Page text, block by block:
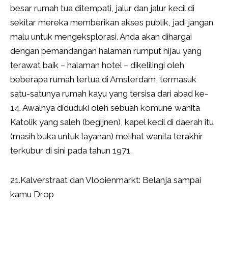
besar rumah tua ditempati, jalur dan jalur kecil di
sekitar mereka memberikan akses publik, jadi jangan
malu untuk mengeksplorasi. Anda akan dihargai
dengan pemandangan halaman rumput hijau yang
terawat baik – halaman hotel – dikelilingi oleh
beberapa rumah tertua di Amsterdam, termasuk
satu-satunya rumah kayu yang tersisa dari abad ke-
14. Awalnya diduduki oleh sebuah komune wanita
Katolik yang saleh (begijnen), kapel kecil di daerah itu
(masih buka untuk layanan) melihat wanita terakhir
terkubur di sini pada tahun 1971.
21.Kalverstraat dan Vlooienmarkt: Belanja sampai
kamu Drop